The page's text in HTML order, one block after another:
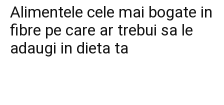
Alimentele cele mai bogate in
fibre pe care ar trebui sa le
adaugi in dieta ta